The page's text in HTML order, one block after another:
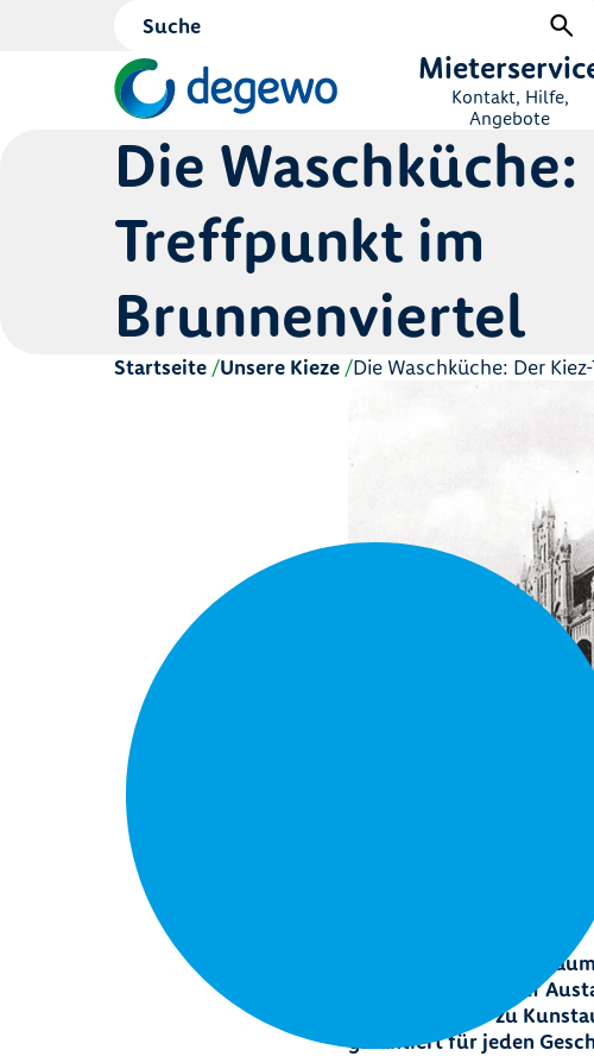
Kontakt, Hilfe,
Angebote
Die Waschküche:
Treffpunkt im
Brunnenviertel
Startseite Unsere Kieze Die Waschküche: Der
Der Nachbarschafts-
alle ein, die Lust auf
das Leben oder zu
garantiert für jeden